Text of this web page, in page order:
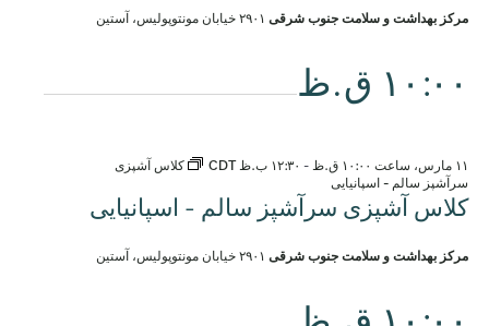
مرکز بهداشت و سلامت جنوب شرقی ۲۹۰۱ خیابان مونتوپولیس، آستین
۱۰:۰۰ ق.ظ
کلاس آشپزی سرآشپز سالم - اسپانیایی
۱۱ مارس، ساعت ۱۰:۰۰ ق.ظ - ۱۲:۳۰ ب.ظ CDT
کلاس آشپزی
سرآشپز سالم - اسپانیایی
مرکز بهداشت و سلامت جنوب شرقی ۲۹۰۱ خیابان مونتوپولیس، آستین